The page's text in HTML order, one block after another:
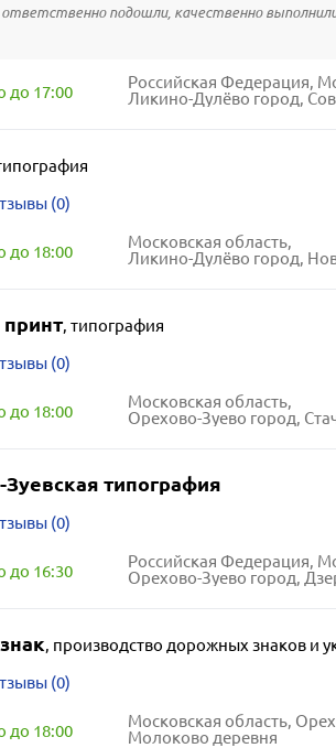
подошли, качественно выполнили
до 17:00
Российская Федерация,
Ликино-Дулёво город,
(0)
до 18:00
Московская область,
Ликино-Дулёво город,
, типография
(0)
до 18:00
Московская область,
Орехово-Зуево город,
типография
(0)
до 16:30
Российская Федерация,
Орехово-Зуево город,
, производство дорожных знаков и
(0)
до 18:00
Московская область,
Молоково деревня